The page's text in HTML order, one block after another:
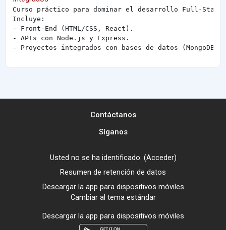
Curso práctico para dominar el desarrollo Full-
Incluye:
- Front-End (HTML/CSS, React).
- APIs con Node.js y Express.
- Proyectos integrados con bases de datos (MongoDB/
Contáctanos
Síganos
Usted no se ha identificado. (Acceder)
Resumen de retención de datos
Descargar la app para dispositivos móviles
Cambiar al tema estándar
Descargar la app para dispositivos móviles